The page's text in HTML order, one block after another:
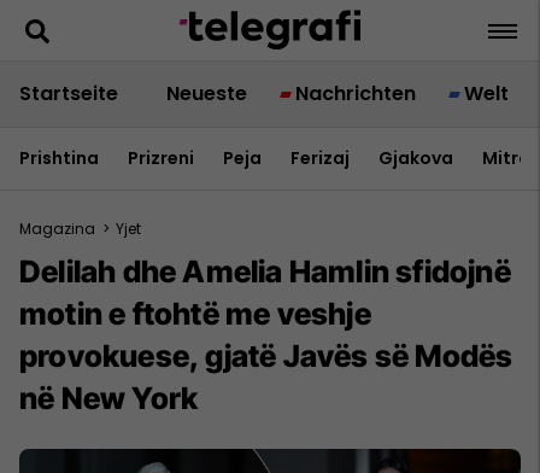
Startseite Neueste Nachrichten Welt
Prishtina Prizreni Peja Ferizaj Gjakova
Magazina > Yjet
Delilah dhe Amelia Hamlin sfidojnë
motin e ftohtë me veshje
provokuese, gjatë Javës së Modës
në New York